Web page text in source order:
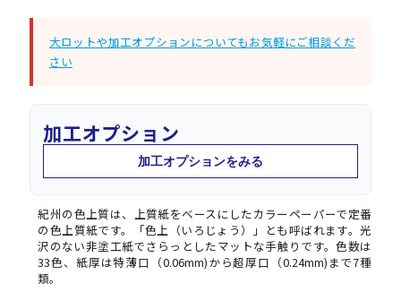
大ロットや加工オプションについてもお気軽にご相談くだ
さい
加工オプション
加工オプションをみる
紀州の色上質は、上質紙をベースにしたカラーペーパーで定番
の色上質紙です。「色上（いろじょう）」とも呼ばれます。光
沢のない非塗工紙でさらっとしたマットな手触りです。色数は
33色、紙厚は特薄口（0.06mm)から超厚口（0.24mm)まで7種
類。